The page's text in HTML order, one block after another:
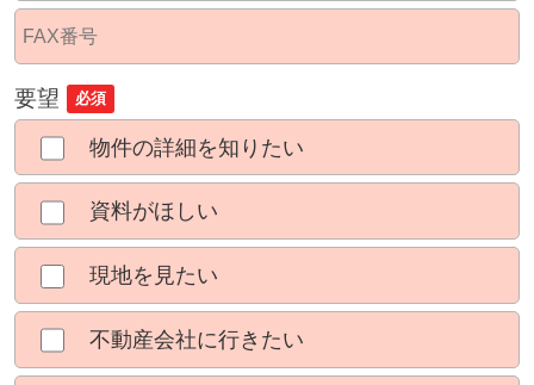
要望 必須
物件の詳細を知りたい
資料がほしい
現地を見たい
不動産会社に行きたい